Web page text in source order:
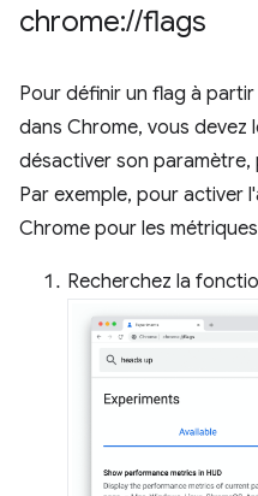
chrome://flags
Pour définir un flag à
dans Chrome, vous devez
désactiver son paramètre,
Par exemple, pour activer
Chrome pour les
Recherchez la